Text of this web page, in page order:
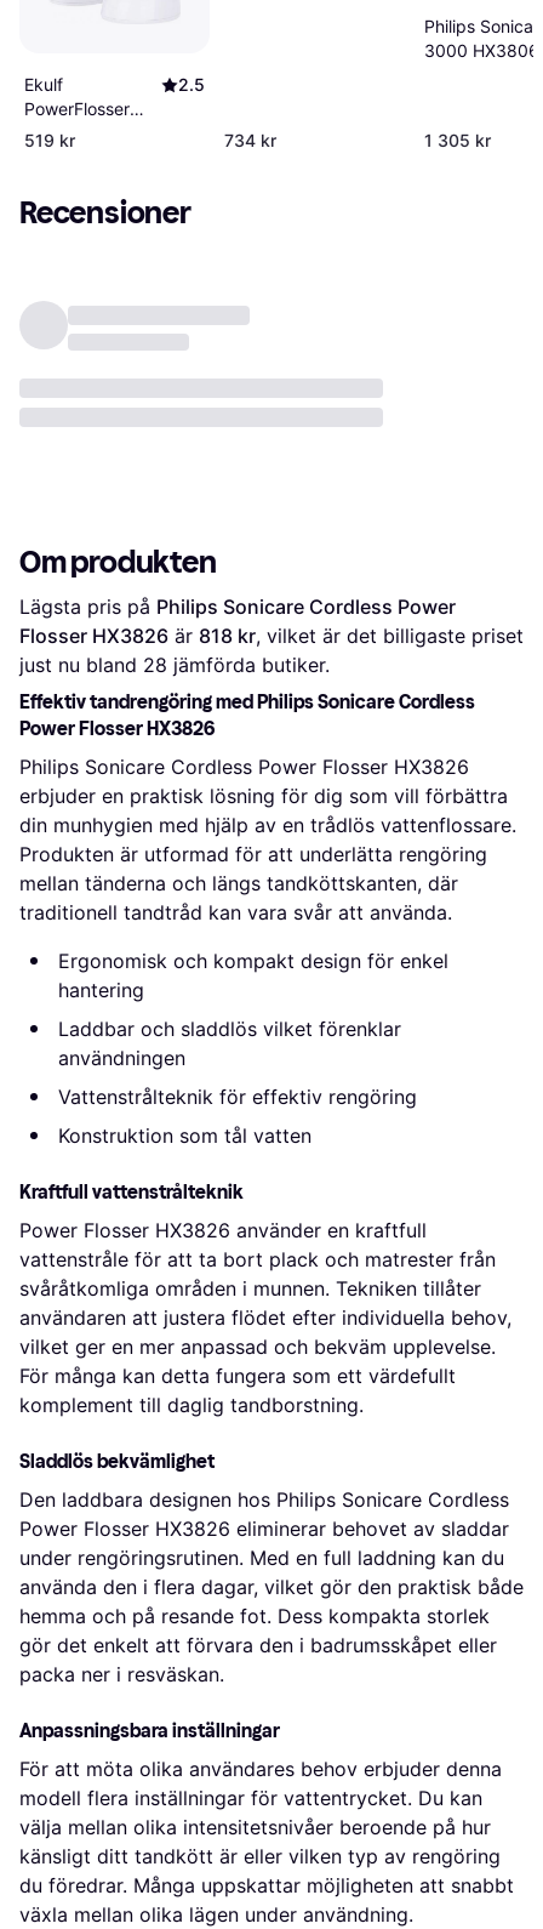
Ekulf
PowerFlosser
Cordless
2.5
519 kr 734 kr
Philips
3000 HX3806
1 305 kr
Recensioner
Om produkten
Lägsta pris på Philips Sonicare Cordless Power
Flosser HX3826 är 818 kr, vilket är det billigaste priset
just nu bland 28 jämförda butiker.
Effektiv tandrengöring med Philips Sonicare Cordless
Power Flosser HX3826
Philips Sonicare Cordless Power Flosser HX3826
erbjuder en praktisk lösning för dig som vill förbättra
din munhygien med hjälp av en trådlös vattenflossare.
Produkten är utformad för att underlätta rengöring
mellan tänderna och längs tandköttskanten, där
traditionell tandtråd kan vara svår att använda.
Ergonomisk och kompakt design för enkel
hantering
Laddbar och sladdlös vilket förenklar
användningen
Vattenstrålteknik för effektiv rengöring
Konstruktion som tål vatten
Kraftfull vattenstrålteknik
Power Flosser HX3826 använder en kraftfull
vattenstråle för att ta bort plack och matrester från
svåråtkomliga områden i munnen. Tekniken tillåter
användaren att justera flödet efter individuella behov,
vilket ger en mer anpassad och bekväm upplevelse.
För många kan detta fungera som ett värdefullt
komplement till daglig tandborstning.
Sladdlös bekvämlighet
Den laddbara designen hos Philips Sonicare Cordless
Power Flosser HX3826 eliminerar behovet av sladdar
under rengöringsrutinen. Med en full laddning kan du
använda den i flera dagar, vilket gör den praktisk både
hemma och på resande fot. Dess kompakta storlek
gör det enkelt att förvara den i badrumsskåpet eller
packa ner i resväskan.
Anpassningsbara inställningar
För att möta olika användares behov erbjuder denna
modell flera inställningar för vattentrycket. Du kan
välja mellan olika intensitetsnivåer beroende på hur
känsligt ditt tandkött är eller vilken typ av rengöring
du föredrar. Många uppskattar möjligheten att snabbt
växla mellan olika lägen under användning.